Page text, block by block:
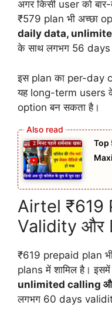
अगर किसी user को
₹579 plan भी अच्छा
daily data,
के साथ लगभग 56 days
इस plan का per-day
यह long-term users
option बन सकता है।
Top
Airtel ₹619
Validity और
₹619 prepaid plan
plans में शामिल है।
unlimited calling
लगभग 60 days